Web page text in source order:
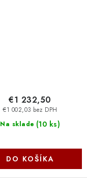
Na sklade (10 ks)
€1 002,03 bez DPH
€1 232,50
DO KOŠÍKA